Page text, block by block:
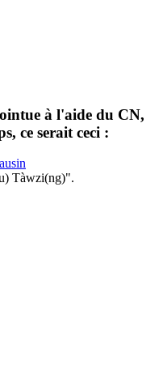
à l'aide du CN,
ce serait ceci :
Tàwzi(ng)".